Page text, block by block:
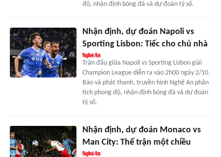
độ, nhận định bóng đá và dự đoán tỷ số.
Nhận định, dự đoán Napoli vs
Sporting Lisbon: Tiếc cho chủ nhà
Trận đấu giữa Napoli vs Sporting Lisbon giải
Champion League diễn ra vào 2h00 ngày 2/10.
Báo và phát thanh, truyền hình Nghệ An phân
tích phong độ, nhận định bóng đá và dự đoán
tỷ số.
Nhận định, dự đoán Monaco vs
Man City: Thế trận một chiều